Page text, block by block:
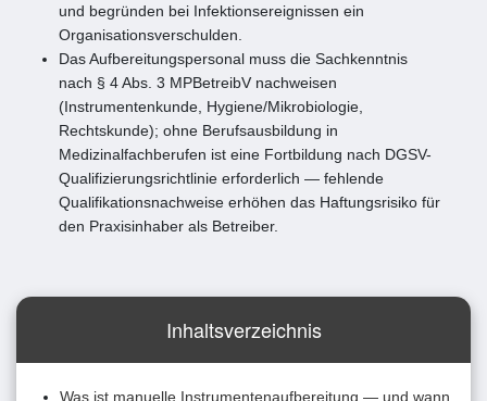
und begründen bei Infektionsereignissen ein
Organisationsverschulden.
Das Aufbereitungspersonal muss die Sachkenntnis
nach § 4 Abs. 3 MPBetreibV nachweisen
(Instrumentenkunde, Hygiene/Mikrobiologie,
Rechtskunde); ohne Berufsausbildung in
Medizinalfachberufen ist eine Fortbildung nach DGSV-
Qualifizierungsrichtlinie erforderlich — fehlende
Qualifikationsnachweise erhöhen das Haftungsrisiko für
den Praxisinhaber als Betreiber.
Inhaltsverzeichnis
Was ist manuelle Instrumentenaufbereitung — und wann